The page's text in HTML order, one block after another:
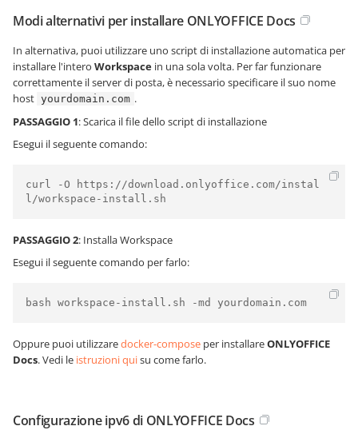
Modi alternativi per installare ONLYOFFICE Docs
In alternativa, puoi utilizzare uno script di installazione automatica per
installare l'intero Workspace in una sola volta. Per far funzionare
correttamente il server di posta, è necessario specificare il suo nome
host yourdomain.com .
PASSAGGIO 1: Scarica il file dello script di installazione
Esegui il seguente comando:
curl -O https://download.onlyoffice.com/instal
PASSAGGIO 2: Installa Workspace
Esegui il seguente comando per farlo:
Oppure puoi utilizzaredocker-compose per installareONLYOFFICE
Docs. Vedi le istruzioni quisu come farlo.
Configurazione ipv6 di ONLYOFFICE Docs